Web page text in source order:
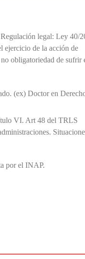
legal: Ley 40/
ejercicio de la acción de
obligatoriedad de sufrir
(ex) Doctor en
VI. Art 48 del TRLS
por el INAP.